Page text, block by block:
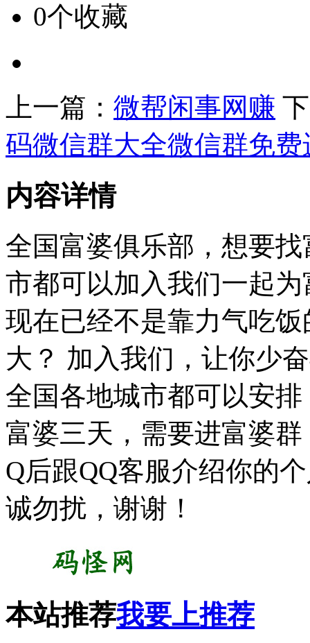
0个收藏
上一篇： 微帮闲事网赚
码微信群大全微信群免
内容详情
全国富婆俱乐部，想要
市都可以加入我们一起
现在已经不是靠力气吃
大？ 加入我们，让你少
全国各地城市都可以安
富婆三天，需要进富婆
Q后跟QQ客服介绍你的
诚勿扰，谢谢！
本站推荐我要上推荐